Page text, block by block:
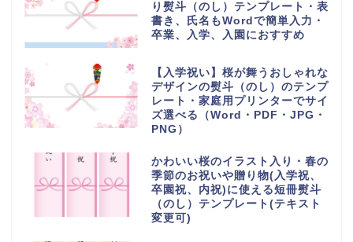
り熨斗（のし）テンプレート・表
書き、氏名もWordで簡単入力・
卒業、入学、入園におすすめ
【入学祝い】桜が舞うおしゃれな
デザインの熨斗（のし）のテンプ
レート・家庭用プリンターでサイ
ズ選べる（Word・PDF・JPG・
PNG）
かわいい桜のイラスト入り・春の
季節のお祝いや贈り物(入学祝、
卒園祝、内祝)に使える短冊熨斗
（のし）テンプレート(テキスト
変更可)